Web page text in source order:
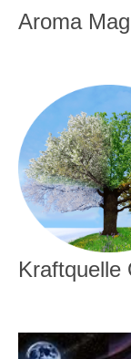
Aroma
Kraftquelle